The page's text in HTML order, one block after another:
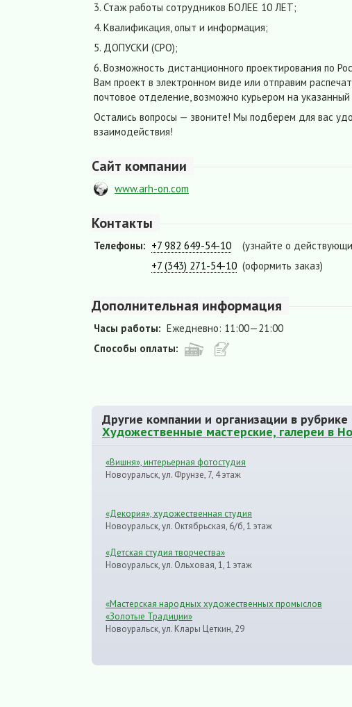
3. Стаж работы сотрудников БОЛЕЕ 10 ЛЕТ;
4. Квалификация, опыт и информация;
5. ДОПУСКИ (СРО);
6. Возможность дистанционного проектирования по
Вам проект в электронном виде или отправим
почтовое отделение, возможно курьером на
Остались вопросы — звоните! Мы подберем для вас
взаимодействия!
Сайт компании
www.arh-on.com
Контакты
Телефоны: +7 982 649-54-10
(узнайте о
+7 (343) 271-54-10 (оформить заказ)
Дополнительная информация
Часы работы: Ежедневно: 11:00—21:00
Способы оплаты:
Другие компании и организации в
Художественные мастерские, галереи в
«Вишня», интерьерная фотостудия
Новоуральск, ул. Фрунзе, 7, 4 этаж
«Декория», художественная студия
Новоуральск, ул. Октябрьская, 6/б, 1 этаж
«Детская студия творчества»
Новоуральск, ул. Ольховая, 1, 1 этаж
«Мастерская народных художественных промыслов
«Золотые Традиции»
Новоуральск, ул. Клары Цеткин, 29